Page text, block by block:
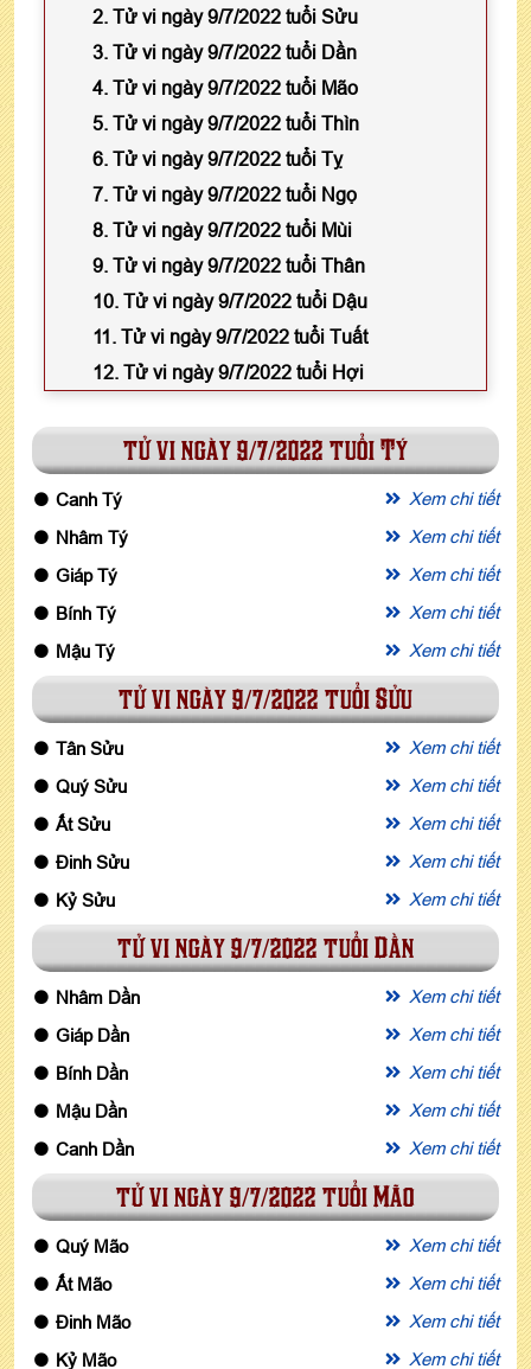
2. Tử vi ngày 9/7/2022 tuổi Sửu
3. Tử vi ngày 9/7/2022 tuổi Dần
4. Tử vi ngày 9/7/2022 tuổi Mão
5. Tử vi ngày 9/7/2022 tuổi Thìn
6. Tử vi ngày 9/7/2022 tuổi Tỵ
7. Tử vi ngày 9/7/2022 tuổi Ngọ
8. Tử vi ngày 9/7/2022 tuổi Mùi
9. Tử vi ngày 9/7/2022 tuổi Thân
10. Tử vi ngày 9/7/2022 tuổi Dậu
11. Tử vi ngày 9/7/2022 tuổi Tuất
12. Tử vi ngày 9/7/2022 tuổi Hợi
tử vi ngày 9/7/2022 tuổi Tý
Canh Tý
Xem chi tiết
Nhâm Tý
Xem chi tiết
Giáp Tý
Xem chi tiết
Bính Tý
Xem chi tiết
Mậu Tý
Xem chi tiết
tử vi ngày 9/7/2022 tuổi Sửu
Tân Sửu
Xem chi tiết
Quý Sửu
Xem chi tiết
Ất Sửu
Xem chi tiết
Đinh Sửu
Xem chi tiết
Kỷ Sửu
Xem chi tiết
tử vi ngày 9/7/2022 tuổi Dần
Nhâm Dần
Xem chi tiết
Giáp Dần
Xem chi tiết
Bính Dần
Xem chi tiết
Mậu Dần
Xem chi tiết
Canh Dần
Xem chi tiết
tử vi ngày 9/7/2022 tuổi Mão
Quý Mão
Xem chi tiết
Ất Mão
Xem chi tiết
Đinh Mão
Xem chi tiết
Kỷ Mão
Xem chi tiết